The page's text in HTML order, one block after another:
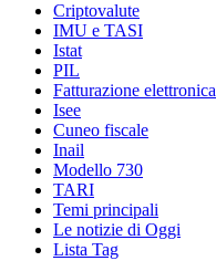
Criptovalute
IMU e TASI
Istat
PIL
Fatturazione elettronica
Isee
Cuneo fiscale
Inail
Modello 730
TARI
Temi principali
Le notizie di Oggi
Lista Tag